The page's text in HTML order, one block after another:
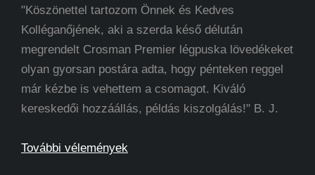
"Köszönettel tartozom Önnek és Kedves
Kolléganőjének, aki a szerda késő délután
megrendelt Crosman Premier légpuska lövedékeket
olyan gyorsan postára adta, hogy pénteken reggel
már kézbe is vehettem a csomagot. Kiváló
kereskedői hozzáállás, példás kiszolgálás!" B. J.
További vélemények